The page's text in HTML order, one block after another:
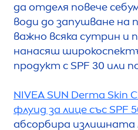
да отделя повече
води до запушване на
важно всяка сутрин и
нанасяш
продукт с SPF 30 или
NIVEASUN Derma Skin
флуид за лице със SPF
абсорбира